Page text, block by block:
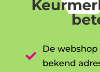

De
bekend